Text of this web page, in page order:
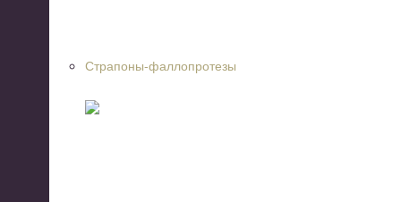
Страпоны-фаллопротезы